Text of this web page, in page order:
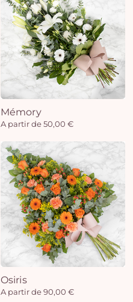
Mémory
A partir de 50,00 €
Osiris
A partir de 90,00 €